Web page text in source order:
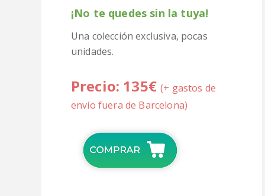
¡No te quedes sin la tuya!
Una colección exclusiva, pocas
unidades.
Precio: 135€(+ gastos de
envío fuera de Barcelona)